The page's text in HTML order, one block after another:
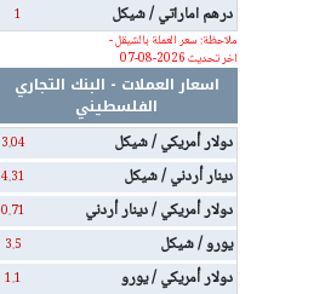
درهم اماراتي / شيكل
1
ملاحظة: سعر العملة بالشيقل -
اخر تحديث 2026-08-07
اسعار العملات - البنك التجاري
الفلسطيني
دولار أمريكي / شيكل
3.04
دينار أردني / شيكل 4.31
دولار أمريكي / دينار أردني 0.71
يورو / شيكل 3.5
دولار أمريكي / يورو 1.1